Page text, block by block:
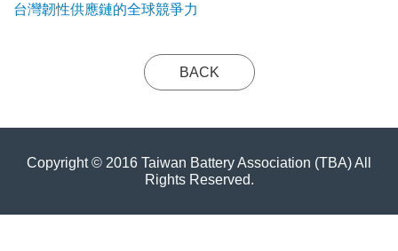
台灣韌性供應鏈的全球競爭力
BACK
Copyright © 2016 Taiwan Battery Association (TBA) All
Rights Reserved.